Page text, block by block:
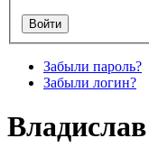
Забыли пароль?
Забыли логин?